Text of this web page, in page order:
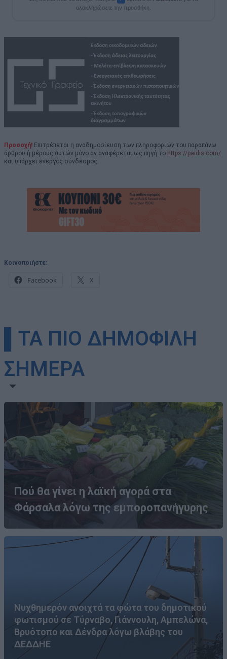
ολοκληρώσετε την προσθήκη.
Προσοχή! Επιτρέπεται η αναδημοσίευση των πληροφοριών του παραπάνω
άρθρου ή μέρους αυτών μόνο αν αναφέρεται ως πηγή το https://paidis.com/
και υπάρχει ενεργός σύνδεσμος.
Κοινοποιήστε:
Facebook X
▌ΤΑ ΠΙΟ ΔΗΜΟΦΙΛΗ
ΣΗΜΕΡΑ
Πού θα γίνει η λαϊκή αγορά στα
Φάρσαλα λόγω της εμποροπανήγυρης
Νυχθημερόν ανοιχτά τα φώτα του δημοτικού
φωτισμού σε Τύρναβο, Γιάννουλη, Αμπελώνα,
Βρυότοπο και Δένδρα λόγω βλάβης του
ΔΕΔΔΗΕ